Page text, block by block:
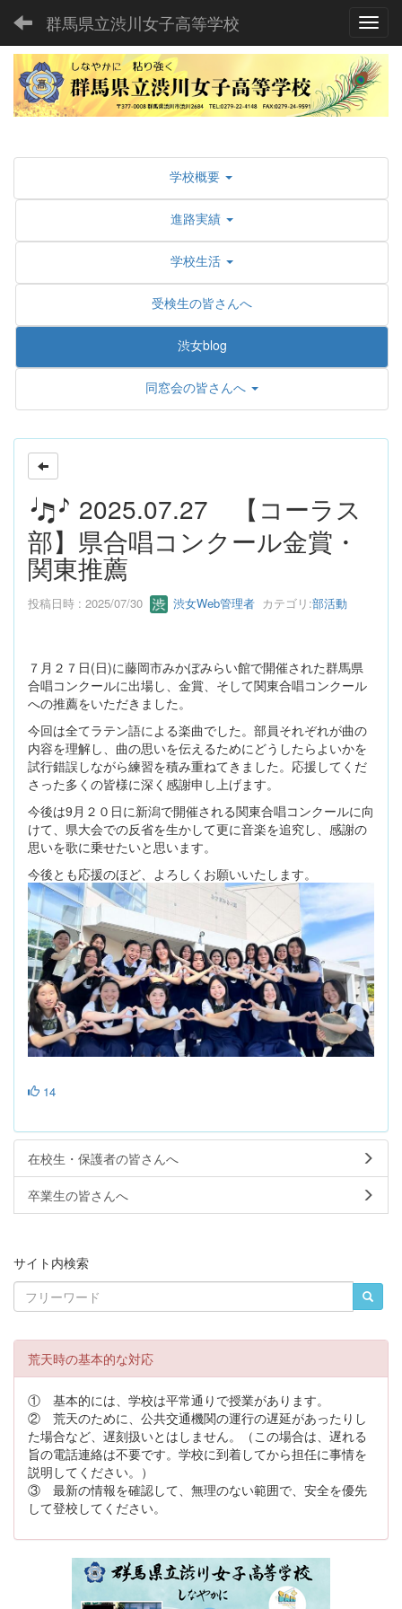
群馬県立渋川女子高等学校
学校概要
進路実績
学校生活
受検生の皆さんへ
渋女blog
同窓会の皆さんへ
2025.07.27 【コーラス
部】県合唱コンクール金賞・
関東推薦
投稿日時 : 2025/07/30 渋女Web管理者 カテゴリ:部活動
７月２７日(日)に藤岡市みかぼみらい館で開催された群馬県
合唱コンクールに出場し、金賞、そして関東合唱コンクール
への推薦をいただきました。
今回は全てラテン語による楽曲でした。部員それぞれが曲の
内容を理解し、曲の思いを伝えるためにどうしたらよいかを
試行錯誤しながら練習を積み重ねてきました。応援してくだ
さった多くの皆様に深く感謝申し上げます。
今後は9月２０日に新潟で開催される関東合唱コンクールに向
けて、県大会での反省を生かして更に音楽を追究し、感謝の
思いを歌に乗せたいと思います。
今後とも応援のほど、よろしくお願いいたします。
14
在校生・保護者の皆さんへ
卒業生の皆さんへ
サイト内検索
荒天時の基本的な対応
① 基本的には、学校は平常通りで授業があります。
② 荒天のために、公共交通機関の運行の遅延があったりし
た場合など、遅刻扱いとはしません。（この場合は、遅れる
旨の電話連絡は不要です。学校に到着してから担任に事情を
説明してください。）
③ 最新の情報を確認して、無理のない範囲で、安全を優先
して登校してください。